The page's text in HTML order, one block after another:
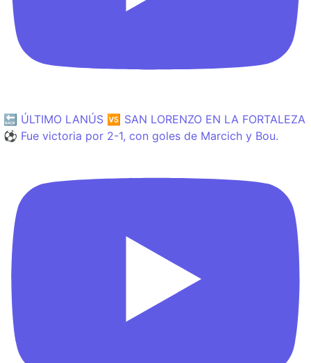
🔙 ÚLTIMO LANÚS 🆚 SAN LORENZO EN LA FORTALEZA
⚽️ Fue victoria por 2-1, con goles de Marcich y Bou.